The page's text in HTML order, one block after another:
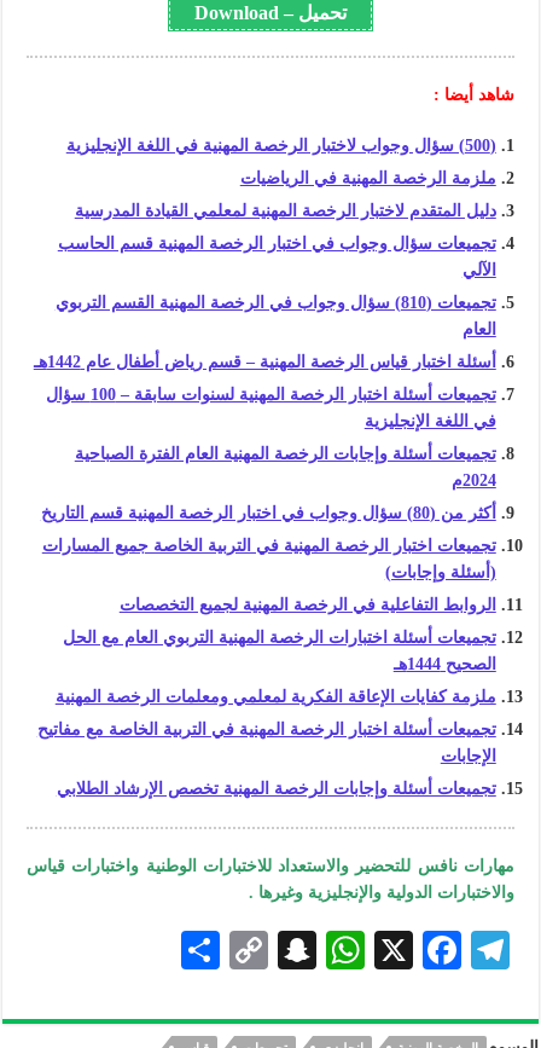
تحميل – Download
شاهد أيضا :
(500) سؤال وجواب لاختبار الرخصة المهنية في اللغة الإنجليزية
ملزمة الرخصة المهنية في الرياضيات
دليل المتقدم لاختبار الرخصة المهنية لمعلمي القيادة المدرسية
تجميعات سؤال وجواب في اختبار الرخصة المهنية قسم الحاسب
الآلي
تجميعات (810) سؤال وجواب في الرخصة المهنية القسم التربوي
العام
أسئلة اختبار قياس الرخصة المهنية – قسم رياض أطفال عام 1442هـ
تجميعات أسئلة اختبار الرخصة المهنية لسنوات سابقة – 100 سؤال
في اللغة الإنجليزية
تجميعات أسئلة وإجابات الرخصة المهنية العام الفترة الصباحية
2024م
أكثر من (80) سؤال وجواب في اختبار الرخصة المهنية قسم التاريخ
تجميعات اختبار الرخصة المهنية في التربية الخاصة جميع المسارات
(أسئلة وإجابات)
الروابط التفاعلية في الرخصة المهنية لجميع التخصصات
تجميعات أسئلة اختبارات الرخصة المهنية التربوي العام مع الحل
الصحيح 1444هـ
ملزمة كفايات الإعاقة الفكرية لمعلمي ومعلمات الرخصة المهنية
تجميعات أسئلة اختبار الرخصة المهنية في التربية الخاصة مع مفاتيح
الإجابات
تجميعات أسئلة وإجابات الرخصة المهنية تخصص الإرشاد الطلابي
مهارات نافس للتحضير والاستعداد للاختبارات الوطنية واختبارات قياس
والاختبارات الدولية والإنجليزية وغيرها .
Te
gr
F
eb
X
W
at
S
a
C
p
ar